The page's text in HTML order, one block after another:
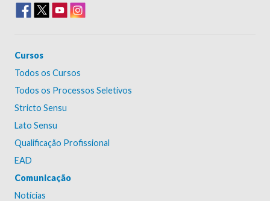
Cursos
Todos os Cursos
Todos os Processos Seletivos
Stricto Sensu
Lato Sensu
Qualificação Profissional
EAD
Comunicação
Notícias